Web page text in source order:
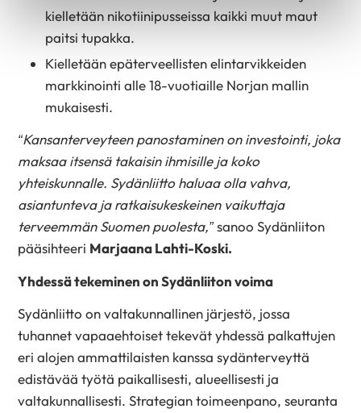
kielletään nikotiinipusseissa kaikki muut maut
paitsi tupakka.
Kielletään epäterveellisten elintarvikkeiden
markkinointi alle 18-vuotiaille Norjan mallin
mukaisesti.
“Kansanterveyteen panostaminen on investointi, joka
maksaa itsensä takaisin ihmisille ja koko
yhteiskunnalle. Sydänliitto haluaa olla vahva,
asiantunteva ja ratkaisukeskeinen vaikuttaja
terveemmän Suomen puolesta,”sanoo Sydänliiton
pääsihteeri Marjaana Lahti-Koski.
Yhdessä tekeminen on Sydänliiton voima
Sydänliitto on valtakunnallinen järjestö, jossa
tuhannet vapaaehtoiset tekevät yhdessä palkattujen
eri alojen ammattilaisten kanssa sydänterveyttä
edistävää työtä paikallisesti, alueellisesti ja
valtakunnallisesti. Strategian toimeenpano, seuranta